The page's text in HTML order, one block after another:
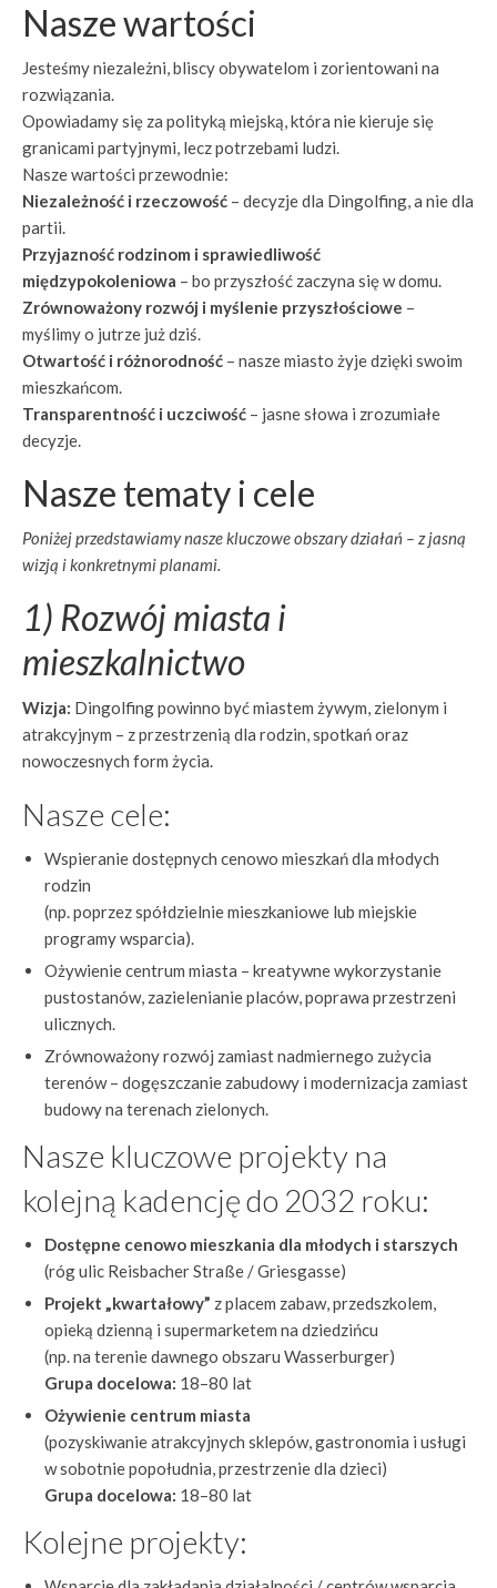
Nasze wartości
Jesteśmy niezależni, bliscy obywatelom i zorientowani na
rozwiązania.
Opowiadamy się za polityką miejską, która nie kieruje się
granicami partyjnymi, lecz potrzebami ludzi.
Nasze wartości przewodnie:
Niezależność i rzeczowość – decyzje dla Dingolfing, a nie dla
partii.
Przyjazność rodzinom i sprawiedliwość
międzypokoleniowa – bo przyszłość zaczyna się w domu.
Zrównoważony rozwój i myślenie przyszłościowe –
myślimy o jutrze już dziś.
Otwartość i różnorodność – nasze miasto żyje dzięki swoim
mieszkańcom.
Transparentność i uczciwość – jasne słowa i zrozumiałe
decyzje.
Nasze tematy i cele
Poniżej przedstawiamy nasze kluczowe obszary działań – z jasną
wizją i konkretnymi planami.
1) Rozwój miasta i
mieszkalnictwo
Wizja: Dingolfing powinno być miastem żywym, zielonym i
atrakcyjnym – z przestrzenią dla rodzin, spotkań oraz
nowoczesnych form życia.
Nasze cele:
Wspieranie dostępnych cenowo mieszkań dla młodych
rodzin
(np. poprzez spółdzielnie mieszkaniowe lub miejskie
programy wsparcia).
Ożywienie centrum miasta – kreatywne wykorzystanie
pustostanów, zazielenianie placów, poprawa przestrzeni
ulicznych.
Zrównoważony rozwój zamiast nadmiernego zużycia
terenów – dogęszczanie zabudowy i modernizacja zamiast
budowy na terenach zielonych.
Nasze kluczowe projekty na
kolejną kadencję do 2032 roku:
Dostępne cenowo mieszkania dla młodych i starszych
(róg ulic Reisbacher Straße / Griesgasse)
Projekt „kwartałowy” z placem zabaw, przedszkolem,
opieką dzienną i supermarketem na dziedzińcu
(np. na terenie dawnego obszaru Wasserburger)
Grupa docelowa: 18–80 lat
Ożywienie centrum miasta
(pozyskiwanie atrakcyjnych sklepów, gastronomia i usługi
w sobotnie popołudnia, przestrzenie dla dzieci)
Grupa docelowa: 18–80 lat
Kolejne projekty: